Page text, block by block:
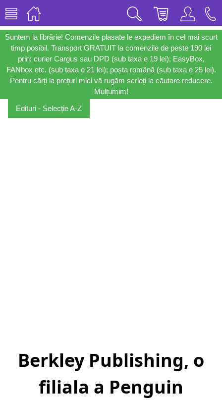
Suntem la librărie! Comenzile plasate le expediem în cel mai scurt
timp posibil. Transport GRATUIT la comenzile de peste 190 lei
prin: curier Cargus sau DPD (sub taxa e 19 lei); EasyBox,
FANbox etc. (sub taxa e 21 lei); poșta română (sub taxa e 25 lei).
Pentru cărți la prețuri mici vă rugăm scrieți la căutare reducere.
Mulțumim!
Edituri - Selecție A-Z
Berkley Publishing, o
filiala a Penguin